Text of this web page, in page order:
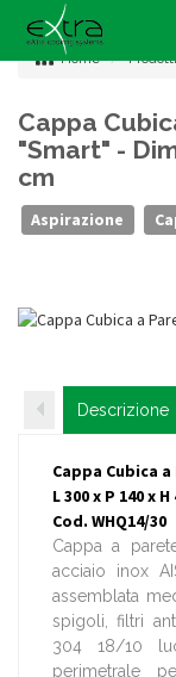
Home Prodotti
Cappa
"Smart" -
cm
Aspirazione
Descrizione
Cappa Cubica
L 300 x P 140 x H
Cod. WHQ14/30
Cappa a
acciaio inox
assemblata
spigoli, filtri
304 18/10
perimetrale